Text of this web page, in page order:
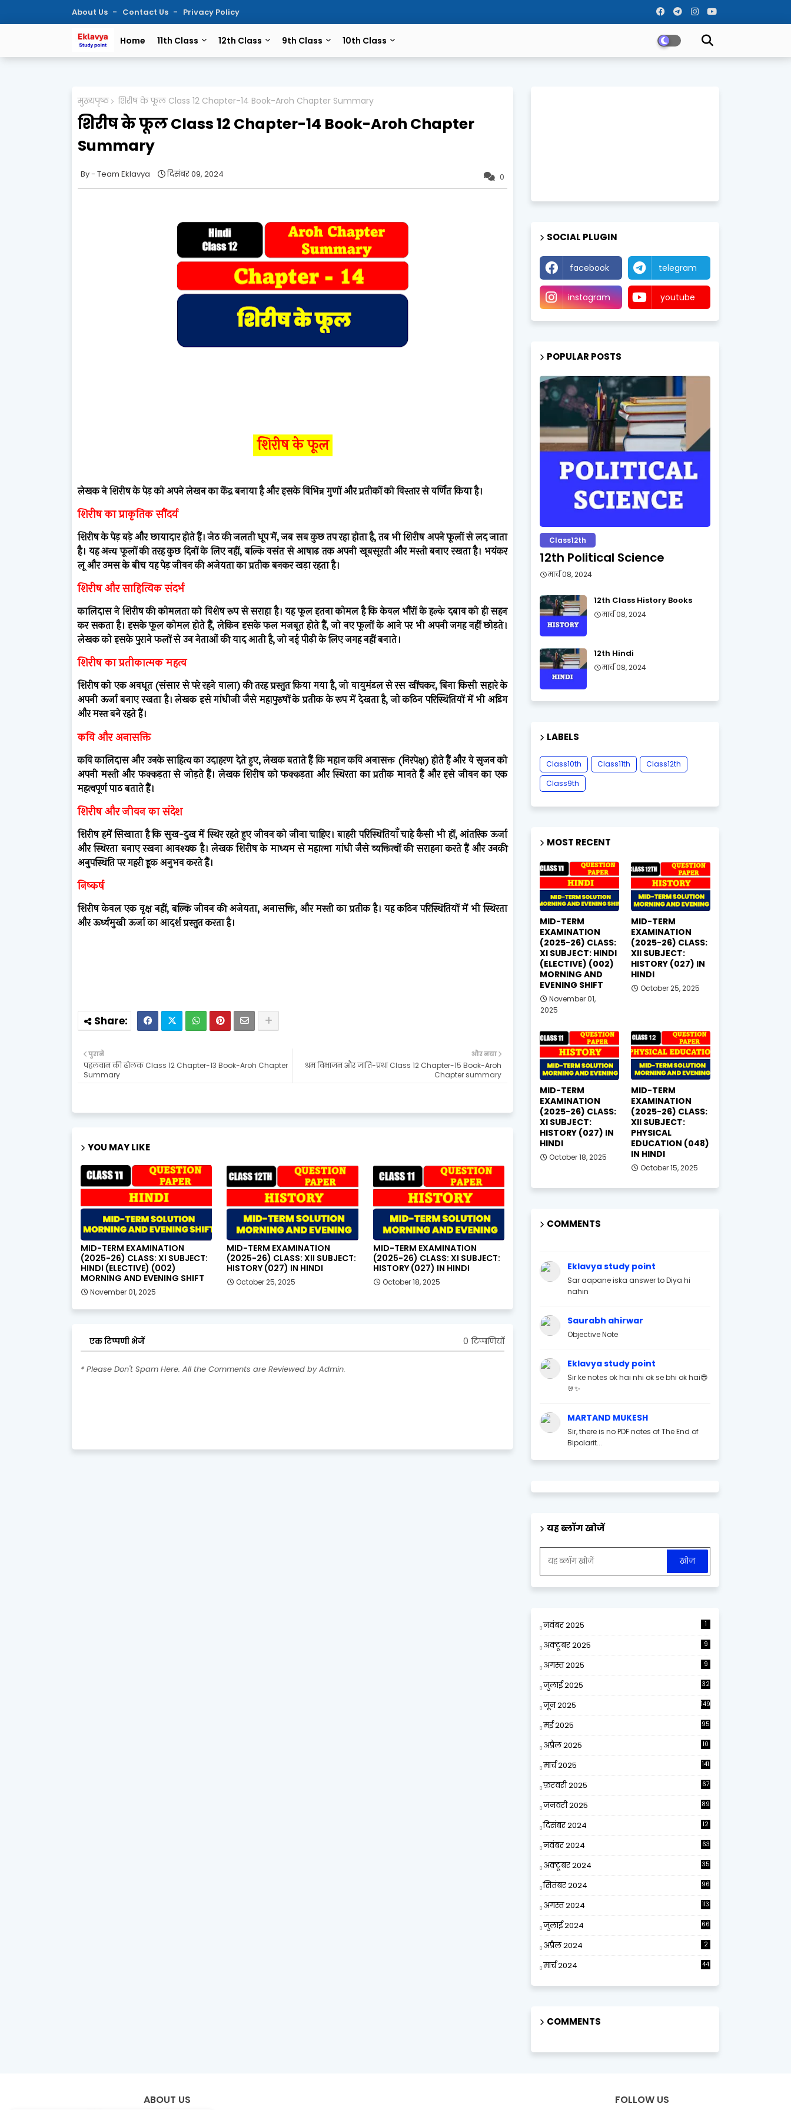
About Us Contact Us Privacy Policy
Home 11th Class 12th Class 9th Class 10th Class
मुख्यपृष्ठ शिरीष के फूल Class 12 Chapter-14 Book-Aroh Chapter Summary
शिरीष के फूल Class 12 Chapter-14 Book-Aroh Chapter
Summary
0
Team Eklavya दिसंबर 09, 2024
शिरीष के फूल
लेखक ने शिरीष के पेड़ को अपने लेखन का केंद्र बनाया है और इसके विभिन्न गुणों और प्रतीकों को विस्तार से वर्णित किया है।
शिरीष का प्राकृतिक सौंदर्य
शिरीष के पेड़ बड़े और छायादार होते हैं। जेठ की जलती धूप में, जब सब कुछ तप रहा होता है, तब भी शिरीष अपने फूलों से लद जाता
है। यह अन्य फूलों की तरह कुछ दिनों के लिए नहीं, बल्कि वसंत से आषाढ़ तक अपनी खूबसूरती और मस्ती बनाए रखता है। भयंकर
लू और उमस के बीच यह पेड़ जीवन की अजेयता का प्रतीक बनकर खड़ा रहता है।
शिरीष और साहित्यिक संदर्भ
कालिदास ने शिरीष की कोमलता को विशेष रूप से सराहा है। यह फूल इतना कोमल है कि केवल भौंरों के हल्के दबाव को ही सहन
कर सकता है। इसके फूल कोमल होते हैं, लेकिन इसके फल मजबूत होते हैं, जो नए फूलों के आने पर भी अपनी जगह नहीं छोड़ते।
लेखक को इसके पुराने फलों से उन नेताओं की याद आती है, जो नई पीढ़ी के लिए जगह नहीं बनाते।
शिरीष का प्रतीकात्मक महत्व
शिरीष को एक अवधूत (संसार से परे रहने वाला) की तरह प्रस्तुत किया गया है, जो वायुमंडल से रस खींचकर, बिना किसी सहारे के
अपनी ऊर्जा बनाए रखता है। लेखक इसे गांधीजी जैसे महापुरुषों के प्रतीक के रूप में देखता है, जो कठिन परिस्थितियों में भी अडिग
और मस्त बने रहते हैं।
कवि और अनासक्ति
कवि कालिदास और उनके साहित्य का उदाहरण देते हुए, लेखक बताते हैं कि महान कवि अनासक्त (निरपेक्ष) होते हैं और वे सृजन को
अपनी मस्ती और फक्कड़ता से जोड़ते हैं। लेखक शिरीष को फक्कड़ता और स्थिरता का प्रतीक मानते हैं और इसे जीवन का एक
महत्वपूर्ण पाठ बताते हैं।
शिरीष और जीवन का संदेश
शिरीष हमें सिखाता है कि सुख-दुख में स्थिर रहते हुए जीवन को जीना चाहिए। बाहरी परिस्थितियाँ चाहे कैसी भी हों, आंतरिक ऊर्जा
और स्थिरता बनाए रखना आवश्यक है। लेखक शिरीष के माध्यम से महात्मा गांधी जैसे व्यक्तित्वों की सराहना करते हैं और उनकी
अनुपस्थिति पर गहरी हूक अनुभव करते हैं।
निष्कर्ष
शिरीष केवल एक वृक्ष नहीं, बल्कि जीवन की अजेयता, अनासक्ति, और मस्ती का प्रतीक है। यह कठिन परिस्थितियों में भी स्थिरता
और ऊर्ध्वमुखी ऊर्जा का आदर्श प्रस्तुत करता है।
और नया
श्रम विभाजन और जाति-प्रथा Class 12 Chapter-15 Book-Aroh
Chapter summary
पुराने
पहलवान की ढोलक Class 12 Chapter-13 Book-Aroh Chapter
Summary
YOU MAY LIKE
MID-TERM EXAMINATION
(2025-26) CLASS: XI SUBJECT:
HINDI (ELECTIVE) (002)
MORNING AND EVENING SHIFT
November 01, 2025
MID-TERM EXAMINATION
(2025-26) CLASS: XII SUBJECT:
HISTORY (027) IN HINDI
October 25, 2025
MID-TERM EXAMINATION
(2025-26) CLASS: XI SUBJECT:
HISTORY (027) IN HINDI
October 18, 2025
एक टिप्पणी भेजें 0 टिप्पणियाँ
* Please Don't Spam Here. All the Comments are Reviewed by Admin.
SOCIAL PLUGIN
facebook telegram
instagram youtube
POPULAR POSTS
Class12th
12th Political Science
मार्च 08, 2024
12th Class History Books
मार्च 08, 2024
12th Hindi
मार्च 08, 2024
LABELS
Class10th Class11th
Class12th
Class9th
MOST RECENT
MID-TERM
EXAMINATION
(2025-26) CLASS:
XI SUBJECT: HINDI
(ELECTIVE) (002)
MORNING AND
EVENING SHIFT
November 01,
2025
MID-TERM
EXAMINATION
(2025-26) CLASS:
XII SUBJECT:
HISTORY (027) IN
HINDI
October 25, 2025
MID-TERM
EXAMINATION
(2025-26) CLASS:
XI SUBJECT:
HISTORY (027) IN
HINDI
October 18, 2025
MID-TERM
EXAMINATION
(2025-26) CLASS:
XII SUBJECT:
PHYSICAL
EDUCATION (048)
IN HINDI
October 15, 2025
COMMENTS
Eklavya study point
Sar aapane iska answer to Diya hi
nahin
Saurabh ahirwar
Objective Note
Eklavya study point
Sir ke notes ok hai nhi ok se bhi ok hai😎
🤘✨
MARTAND MUKESH
Sir, there is no PDF notes of The End of
Bipolarit...
यह ब्लॉग खोजें
नवंबर 2025 1
अक्टूबर 2025 9
अगस्त 2025 9
जुलाई 2025 32
जून 2025 149
मई 2025 95
अप्रैल 2025
10
मार्च 2025 141
फ़रवरी 2025 67
जनवरी 2025 89
दिसंबर 2024
12
नवंबर 2024 63
अक्टूबर 2024 35
सितंबर 2024 96
अगस्त 2024 113
जुलाई 2024 66
अप्रैल 2024 2
मार्च 2024 44
COMMENTS
ABOUT US FOLLOW US